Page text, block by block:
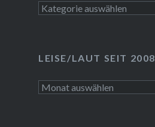
Kategorien
LEISE/LAUT SEIT 2008
LEISE/laut